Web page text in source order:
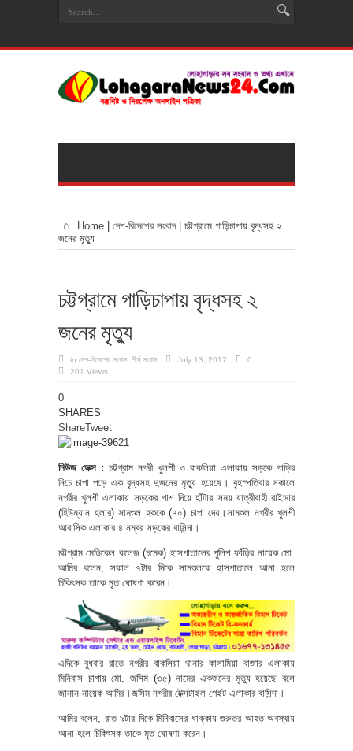
Home দেশ-বিদেশের সংবাদ
চট্টগ্রামে গাড়িচাপায় বৃদ্ধসহ ২
জনের মৃত্যু
চট্টগ্রামে গাড়িচাপায় বৃদ্ধসহ ২
জনের মৃত্যু
in দেশ-বিদেশের সংবাদ শীর্ষ সংবাদ July 13, 2017
0
201 Views
0
SHARES
ShareTweet
নিউজ ডেক্স : চট্টগ্রাম নগরী খুলশী ও বাকলিয়া এলাকায় সড়কে গাড়ির
নিচে চাপা পড়ে এক বৃদ্ধসহ দুজনের মৃত্যু হয়েছে। বৃহস্পতিবার সকালে
নগরীর খুলশী এলাকায় সড়কের পাশ দিয়ে হাঁটার সময় যাত্রীবাহী রাইডার
(হিউম্যান হলার) সামশুল হককে (৭০) চাপা দেয়।সামশুল নগরীর খুলশী
আবাসিক এলাকার ৪ নম্বর সড়কের বাসিন্দা।
চট্টগ্রাম মেডিকেল কলেজ (চমেক) হাসপাতালের পুলিশ ফাঁড়ির নায়েক মো.
আমির বলেন, সকাল ৭টার দিকে সামশুলকে হাসপাতালে আনা হলে
চিকিৎসক তাকে মৃত ঘোষণা করেন।
এদিকে বুধবার রাতে নগরীর বাকলিয়া থানার কালামিয়া বাজার এলাকায়
মিনিবাস চাপায় মো. জসিম (৩৫) নামের একজনের মৃত্যু হয়েছে বলে
জানান নায়েক আমির।জসিম নগরীর টেক্সটাইল গেইট এলাকার বাসিন্দা।
আমির বলেন, রাত ৯টার দিকে মিনিবাসের ধাক্কায় গুরুতর আহত অবস্থায়
আনা হলে চিকিৎসক তাকে মৃত ঘোষণা করেন।